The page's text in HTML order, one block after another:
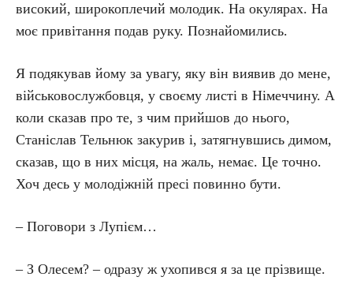
високий, широкоплечий молодик. На окулярах. На
моє привітання подав руку. Познайомились.
Я подякував йому за увагу, яку він виявив до мене,
військовослужбовця, у своєму листі в Німеччину. А
коли сказав про те, з чим прийшов до нього,
Станіслав Тельнюк закурив і, затягнувшись димом,
сказав, що в них місця, на жаль, немає. Це точно.
Хоч десь у молодіжній пресі повинно бути.
– Поговори з Лупієм…
– З Олесем? – одразу ж ухопився я за це прізвище.